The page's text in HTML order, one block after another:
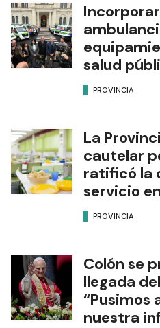
salud
PROVINCIA
La
cautelar
ratificó la
servicio
PROVINCIA
Colón se
llegada
“Pusimos
nuestra